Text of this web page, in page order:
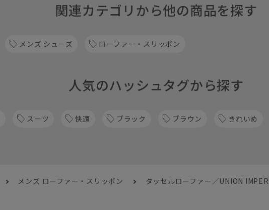
関連カテゴリから他の商品を探す
メンズ シューズ ローファー・スリッポン
人気のハッシュタグから探す
スーツ 快適 ブラック ブラウン きれいめ
メンズ ローファー・スリッポン タッセルローファー／UNION